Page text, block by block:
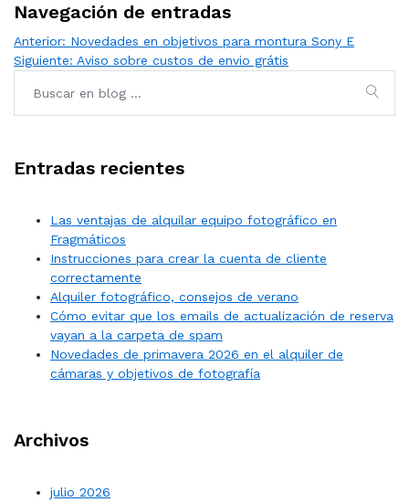
Navegación de entradas
Anterior: Novedades en objetivos para montura Sony E
Siguiente: Aviso sobre custos de envio grátis
Entradas recientes
Las ventajas de alquilar equipo fotográfico en
Fragmáticos
Instrucciones para crear la cuenta de cliente
correctamente
Alquiler fotográfico, consejos de verano
Cómo evitar que los emails de actualización de reserva
vayan a la carpeta de spam
Novedades de primavera 2026 en el alquiler de
cámaras y objetivos de fotografía
Archivos
julio 2026